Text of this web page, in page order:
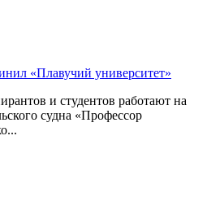
«Плавучий университет»
и студентов работают на
судна «Профессор